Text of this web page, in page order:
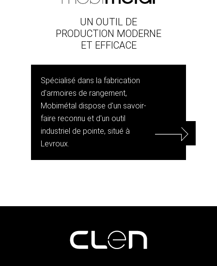
UN OUTIL DE
PRODUCTION MODERNE
ET EFFICACE
Spécialisé dans la fabrication
d'armoires de rangement,
Mobimétal dispose d'un savoir-
faire reconnu et d'un outil
industriel de pointe, situé à
Levroux.